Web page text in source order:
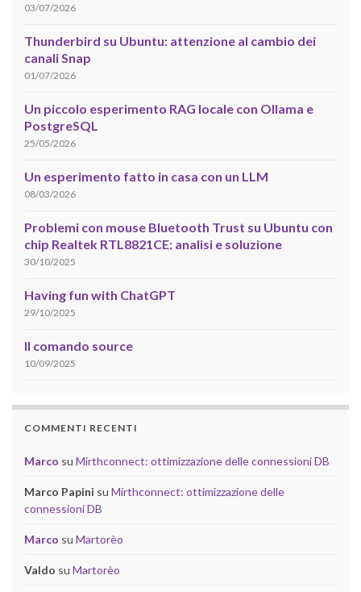
03/07/2026
Thunderbird su Ubuntu: attenzione al cambio dei
canali Snap
01/07/2026
Un piccolo esperimento RAG locale con Ollama e
PostgreSQL
25/05/2026
Un esperimento fatto in casa con un LLM
08/03/2026
Problemi con mouse Bluetooth Trust su Ubuntu con
chip Realtek RTL8821CE: analisi e soluzione
30/10/2025
Having fun with ChatGPT
29/10/2025
Il comando source
10/09/2025
COMMENTI RECENTI
Marco su Mirthconnect: ottimizzazione delle connessioni DB
Marco Papini su Mirthconnect: ottimizzazione delle
connessioni DB
Marco su Martorèo
Valdo su Martorèo